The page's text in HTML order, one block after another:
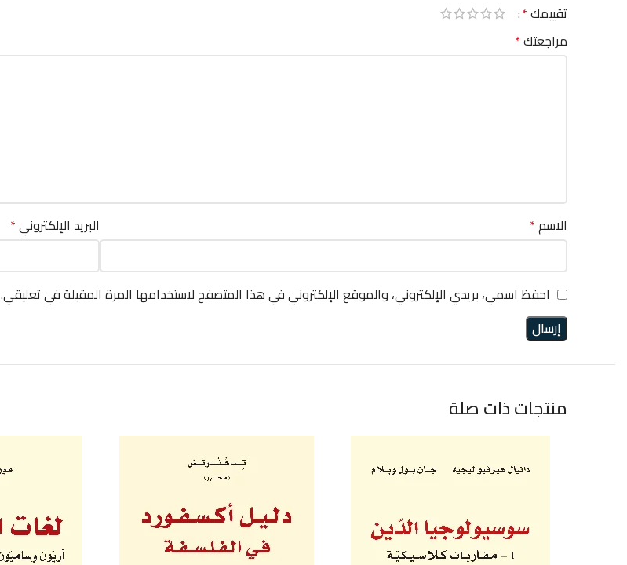
تقييمك*
مراجعتك*
الاسم* البريد الإلكتروني*
احفظ اسمي، بريدي الإلكتروني، والموقع الإلكتروني في هذا المتصفح لاستخدامها المرة المقبلة في تعليقي.
منتجات ذات صلة